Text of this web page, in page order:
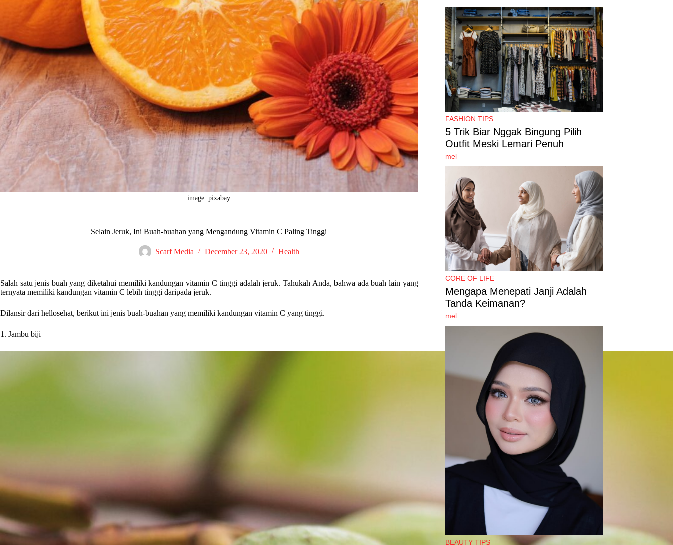
image: pixabay
Selain Jeruk, Ini Buah-buahan yang Mengandung Vitamin C Paling Tinggi
Scarf Media December 23, 2020 Health
Salah satu jenis buah yang diketahui memiliki kandungan vitamin C tinggi adalah jeruk. Tahukah Anda, bahwa ada buah lain yang
ternyata memiliki kandungan vitamin C lebih tinggi daripada jeruk.
Dilansir dari hellosehat, berikut ini jenis buah-buahan yang memiliki kandungan vitamin C yang tinggi.
1. Jambu biji
FASHION TIPS
5 Trik Biar Nggak Bingung Pilih
Outfit Meski Lemari Penuh
mel
CORE OF LIFE
Mengapa Menepati Janji Adalah
Tanda Keimanan?
mel
BEAUTY TIPS